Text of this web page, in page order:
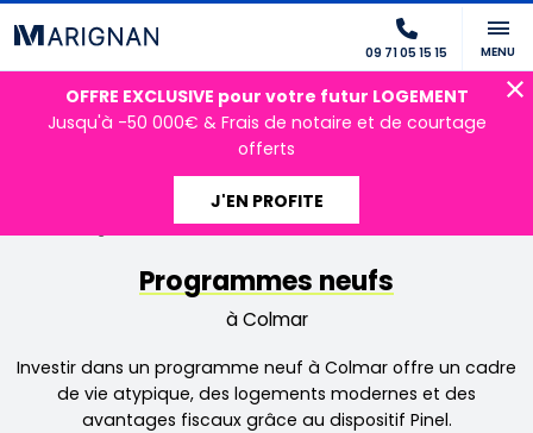
09 71 05 15 15 MENU
OFFRE EXCLUSIVE pour votre futur LOGEMENT
Jusqu'à -50 000€ & Frais de notaire et de courtage
offerts
J'EN PROFITE
Programmes neufs Colmar
Programmes neufs
à Colmar
Investir dans un programme neuf à Colmar offre un cadre
de vie atypique, des logements modernes et des
avantages fiscaux grâce au dispositif Pinel.